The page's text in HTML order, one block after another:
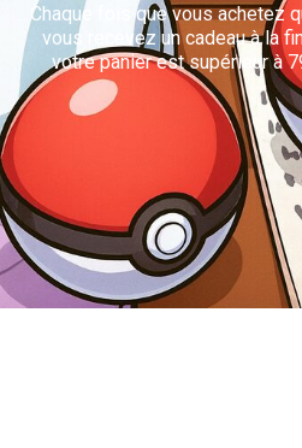
Chaque fois que vous achetez
vous recevez un cadeau à la
votre panier est supérieur à